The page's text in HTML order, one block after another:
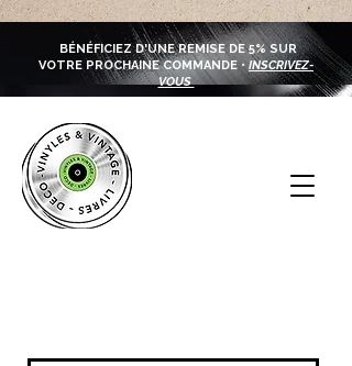
BÉNÉFICIEZ D'UNE REMISE DE 5% SUR
VOTRE PROCHAINE COMMANDE • INSCRIVEZ-
VOUS